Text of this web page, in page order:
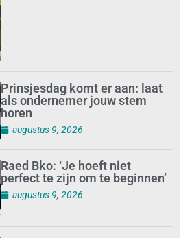
Prinsjesdag komt er aan: laat
als ondernemer jouw stem
horen
augustus 9, 2026
Raed Bko: ‘Je hoeft niet
perfect te zijn om te beginnen’
augustus 9, 2026